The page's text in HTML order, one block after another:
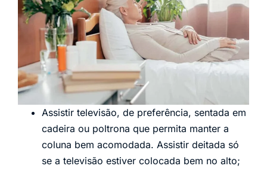
Assistir televisão, de preferência, sentada em
cadeira ou poltrona que permita manter a
coluna bem acomodada. Assistir deitada só
se a televisão estiver colocada bem no alto;